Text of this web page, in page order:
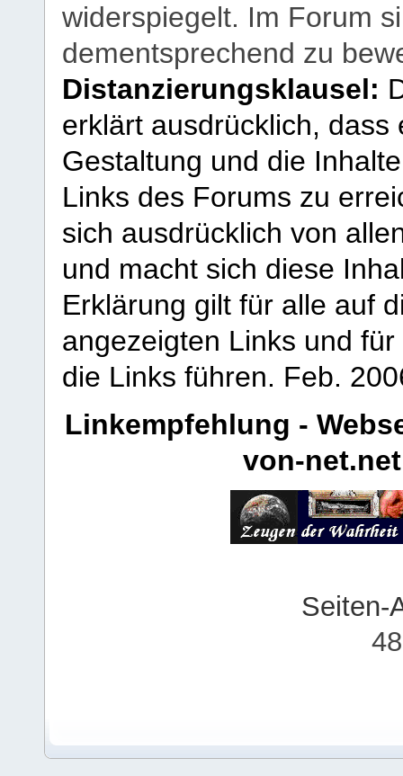
widerspiegelt. Im Forum
dementsprechend zu
Distanzierungsklausel:
erklärt ausdrücklich,
Gestaltung und die
Links des Forums zu
sich ausdrücklich von
und macht sich diese
Erklärung gilt für alle auf
angezeigten Links und
die Links führen. Feb.
Linkempfehlung -
von-net.net
Seiten-